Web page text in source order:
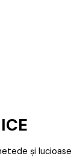
și lucioase